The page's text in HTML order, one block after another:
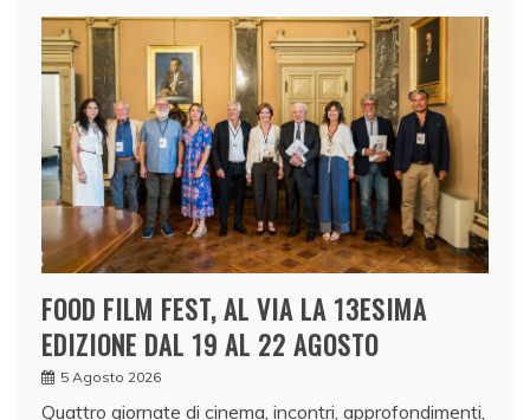
FOOD FILM FEST, AL VIA LA 13ESIMA
EDIZIONE DAL 19 AL 22 AGOSTO
5 Agosto 2026
Quattro giornate di cinema, incontri, approfondimenti,